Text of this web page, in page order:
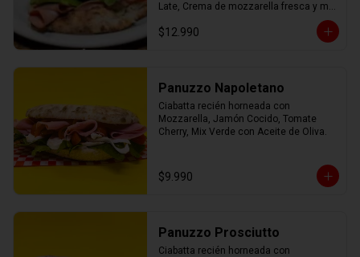
Late, Crema de mozzarella fresca y mix
$12.990
Panuzzo Napoletano
Ciabatta recién horneada con
Mozzarella, Jamón Cocido, Tomate
Cherry, Mix Verde con Aceite de Oliva.
$9.990
Panuzzo Prosciutto
Ciabatta recién horneada con